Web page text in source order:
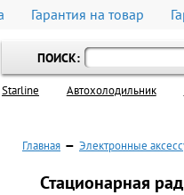
Гарантия на товар
ПОИСК:
Starline Автохолодильник
Главная — Электронные
Стационарная